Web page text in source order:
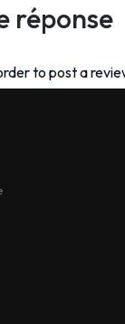
réponse
to post a